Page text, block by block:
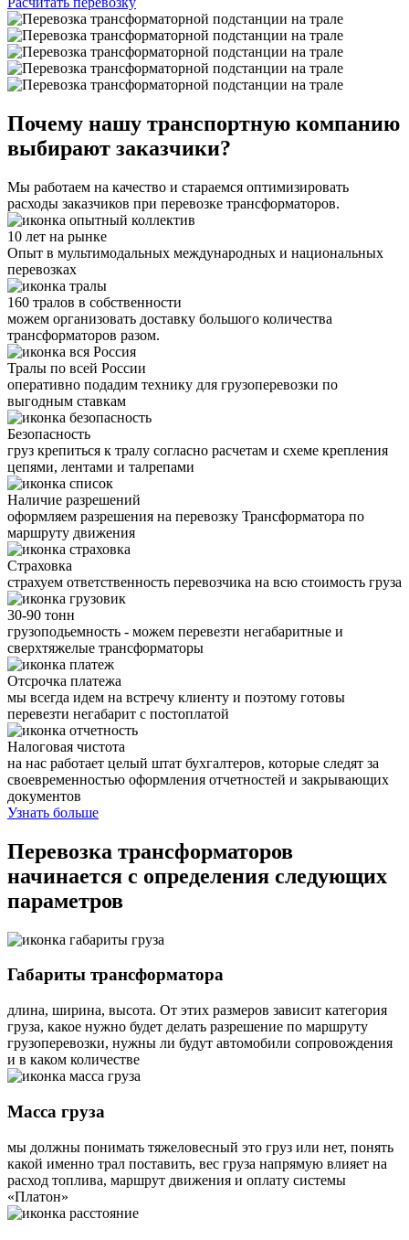
Почему нашу транспортную компанию
выбирают заказчики?
Мы работаем на качество и стараемся оптимизировать
расходы заказчиков при перевозке трансформаторов.
10 лет на рынке
Опыт в мультимодальных международных и национальных
перевозках
160 тралов в собственности
можем организовать доставку большого количества
трансформаторов разом.
Тралы по всей России
оперативно подадим технику для грузоперевозки по
выгодным ставкам
Безопасность
груз крепиться к тралу согласно расчетам и схеме крепления
цепями, лентами и талрепами
Наличие разрешений
оформляем разрешения на перевозку Трансформатора по
маршруту движения
Страховка
страхуем ответственность перевозчика на всю стоимость груза
30-90 тонн
грузоподьемность - можем перевезти негабаритные и
сверхтяжелые трансформаторы
Отсрочка платежа
мы всегда идем на встречу клиенту и поэтому готовы
перевезти негабарит с постоплатой
Налоговая чистота
на нас работает целый штат бухгалтеров, которые следят за
своевременностью оформления отчетностей и закрывающих
документов
Узнать больше
Перевозка трансформаторов
начинается с определения следующих
параметров
Габариты трансформатора
длина, ширина, высота. От этих размеров зависит категория
груза, какое нужно будет делать разрешение по маршруту
грузоперевозки, нужны ли будут автомобили сопровождения
и в каком количестве
Масса груза
мы должны понимать тяжеловесный это груз или нет, понять
какой именно трал поставить, вес груза напрямую влияет на
расход топлива, маршрут движения и оплату системы
«Платон»